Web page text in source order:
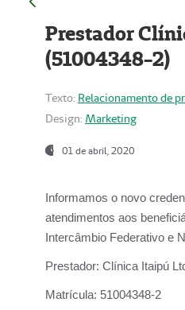
Prestador
(51004348-2)
Texto: Relacionamento de
Design: Marketing
01 de abril, 2020
Informamos o novo
atendimentos aos
Intercâmbio Federativo e
Prestador: Clínica Itaipú
Matrícula: 51004348-2